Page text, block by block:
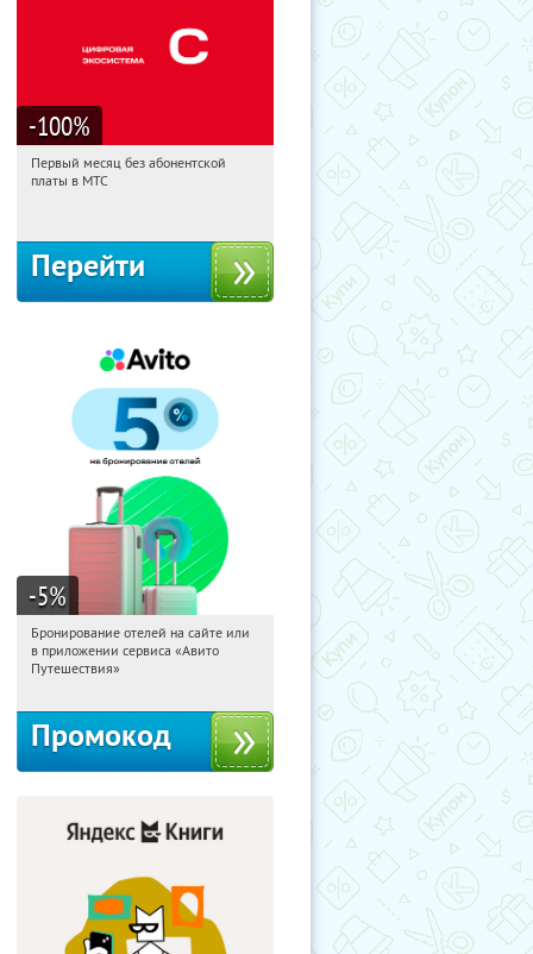
-100%
01:22:47
Получи первым!
Первый месяц без абонентской
платы в МТС
Перейти
-5%
01:22:47
Получи первым!
Россия
Бронирование отелей на сайте или
в приложении сервиса «Авито
Путешествия»
Промокод